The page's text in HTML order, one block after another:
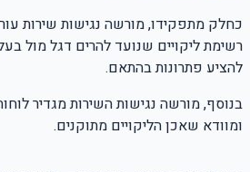
כחלק מתפקידו, מורשה נגישות שירות
רשימת ליקויים שנועד להרים דגל מול
להציע פתרונות בהתאם.
בנוסף, מורשה נגישות השירות מגדיר
ומוודא שאכן הליקויים מתוקנים.